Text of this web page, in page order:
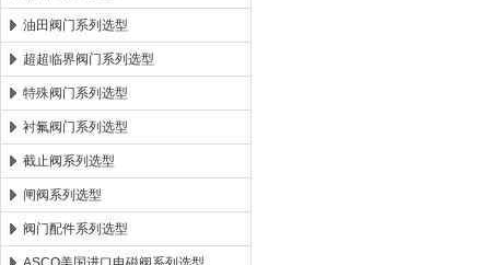
油田阀门系列选型
超超临界阀门系列选型
特殊阀门系列选型
衬氟阀门系列选型
截止阀系列选型
闸阀系列选型
阀门配件系列选型